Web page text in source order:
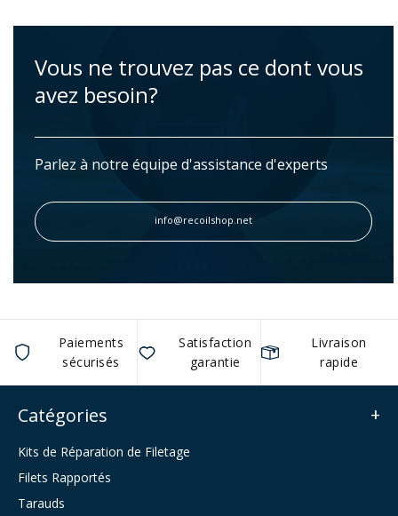
Vous ne trouvez pas ce dont vous
avez besoin?
Parlez à notre équipe d'assistance d'experts
info@recoilshop.net
Paiements
sécurisés
Satisfaction
garantie
Livraison
rapide
Catégories
Kits de Réparation de Filetage
Filets Rapportés
Tarauds